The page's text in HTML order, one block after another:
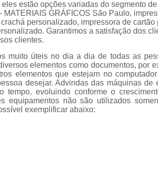
estão opções variadas do segmento
GRÁFICOS São Paulo,
personalizado, impressora de
Garantimos a satisfação dos
clientes.
muito úteis no dia a dia de todas as
elementos como documentos, por
elementos que estejam no
desejar. Advindas das máquinas de
tempo, evoluindo conforme o
equipamentos não são utilizados
exemplificar abaixo: